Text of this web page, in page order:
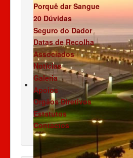
Porquê dar Sangue
20 Dúvidas
Seguro do Dador
Datas de Recolha
Associados
Notícias
Galeria
Apoios
Orgãos Diretivos
Estatutos
Contactos